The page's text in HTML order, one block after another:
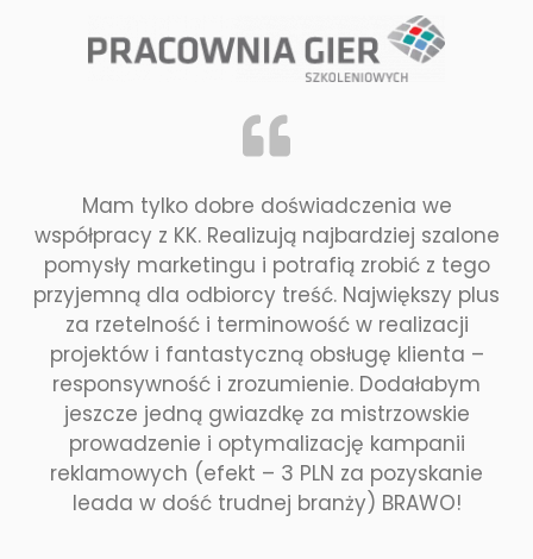
Mam tylko dobre doświadczenia we
współpracy z KK. Realizują najbardziej szalone
pomysły marketingu i potrafią zrobić z tego
przyjemną dla odbiorcy treść. Największy plus
za rzetelność i terminowość w realizacji
projektów i fantastyczną obsługę klienta –
responsywność i zrozumienie. Dodałabym
jeszcze jedną gwiazdkę za mistrzowskie
prowadzenie i optymalizację kampanii
reklamowych (efekt – 3 PLN za pozyskanie
leada w dość trudnej branży) BRAWO!